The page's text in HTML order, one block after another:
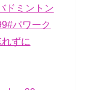
ドミントン
#パワーク
ずに